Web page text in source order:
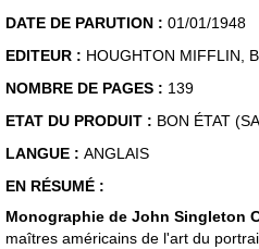
DATE DE PARUTION : 01/01/1948
EDITEUR : HOUGHTON MIFFLIN,
NOMBRE DE PAGES : 139
ETAT DU PRODUIT : BON ÉTAT
LANGUE : ANGLAIS
EN RÉSUMÉ :
Monographie de John Singleton
maîtres américains de l'art du